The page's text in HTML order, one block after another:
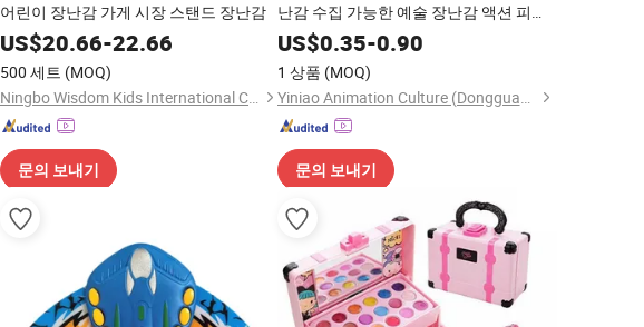
어린이 장난감 가게 시장 스탠드 장난감
US$20.66-22.66
500 세트 (MOQ)
Ningbo Wisdom Kids International Co., Ltd.
문의 보내기
난감 수집 가능한 예술 장난감 액션 피규
어 어린이를 위한
US$0.35-0.90
1 상품 (MOQ)
Yiniao Animation Culture (Dongguan) Co., Ltd.
문의 보내기